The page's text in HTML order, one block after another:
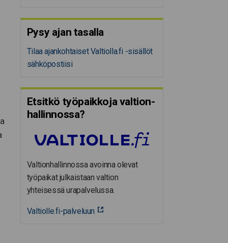
Pysy ajan tasalla
Tilaa ajankohtaiset Valtiolla.fi -sisällöt
sähköpostiisi
Etsitkö työpaikkoja valtion­
hal­lin­nossa?
Valtionhallinnossa avoinna olevat
työpaikat julkaistaan valtion
yhteisessä urapalvelussa.
Valtiolle.fi-palveluun